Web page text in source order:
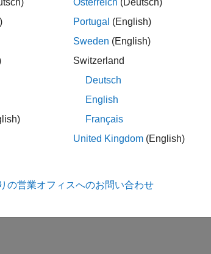
Österreich (Deutsch)
Portugal (English)
Sweden (English)
Switzerland
Deutsch
English
Français
United Kingdom (English)
の営業オフィスへのお問い合わせ